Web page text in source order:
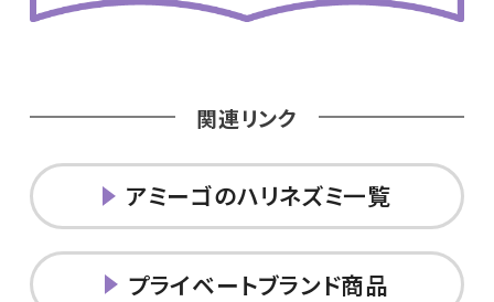
関連リンク
アミーゴのハリネズミ一覧
プライベートブランド商品